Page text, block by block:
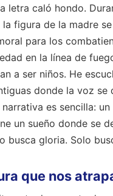
letra caló hondo.
la figura de la madre
para los
en la línea de
a ser niños. He
donde la voz se
es sencilla:
un sueño donde se
busca gloria. Solo
que nos